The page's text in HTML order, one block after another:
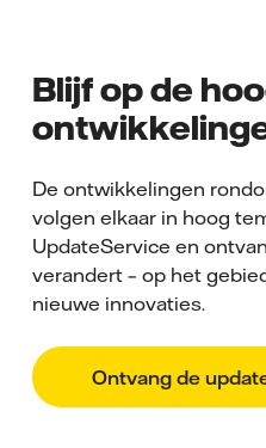
Blijf op de
De ontwikkelingen
volgen elkaar in hoog
UpdateService en
verandert – op het
nieuwe innovaties.
Ontvang de